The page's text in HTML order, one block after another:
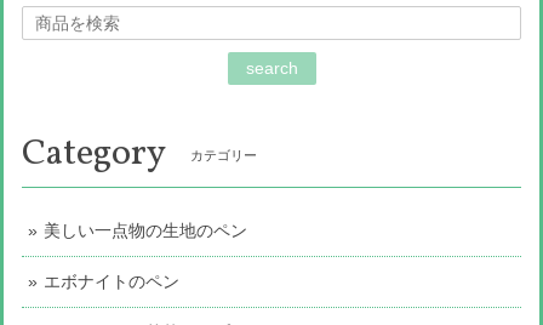
search
Category カテゴリー
美しい一点物の生地のペン
エボナイトのペン